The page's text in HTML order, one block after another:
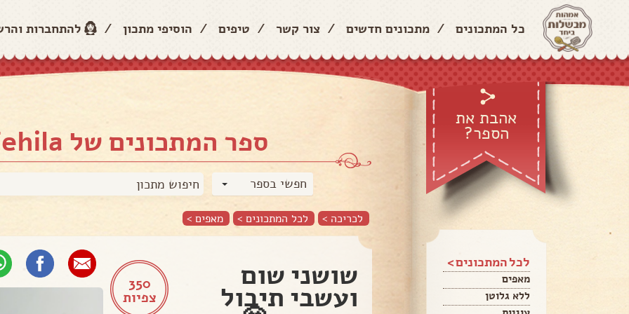
כל המתכונים / מתכונים חדשים / צור קשר / טיפים / הוסיפי מתכון / להתחברות
אהבת את
הספר?
לכל המתכונים >
מאפים
ללא גלוטן
ספר המתכונים של Tehila 🤩
חפשי בספר
לכריכה > לכל המתכונים > מאפים >
350
צפיות
שושני שום
ועשבי תיבול